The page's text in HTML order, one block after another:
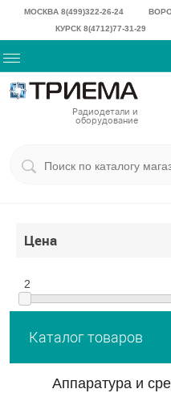
МОСКВА 8(499)322-26-24
КУРСК 8(4712)77-31-29
Радиодетали и
оборудование
Цена
2
Каталог товаров
Аппаратура и